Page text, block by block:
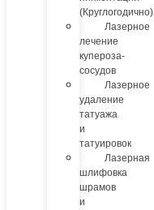
(Круглогодично)
Лазерное
лечение
купероза-
сосудов
Лазерное
удаление
татуажа
и
татуировок
Лазерная
шлифовка
шрамов
и